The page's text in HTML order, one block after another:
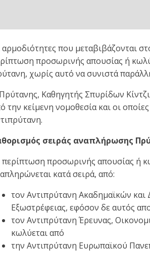
αρμοδιότητες που μεταβιβάζονται
προσωρινής απουσίας ή
χωρίς αυτό να συνιστά
Καθηγητής Σπυρίδων
την κείμενη νομοθεσία και οι
σειράς αναπλήρωσης
περίπτωση προσωρινής απουσίας ή
κατά σειρά, από:
τον Αντιπρύτανη Ακαδημαϊκών
Εξωστρέφειας, εφόσον δε αυτός
τον Αντιπρύτανη Έρευνας,
κωλύεται από
την Αντιπρύτανη Ευρωπαϊκού